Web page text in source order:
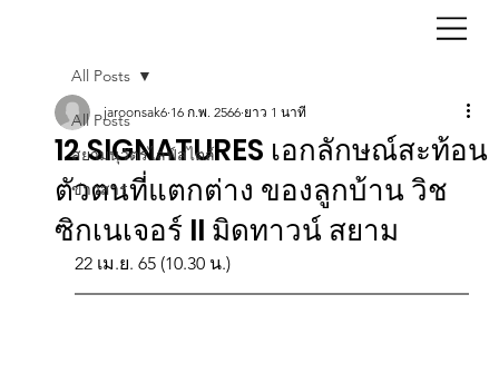
All Posts
สยามนุวัตรไลฟ์สไตล์
ข่าวสาร
All Posts
12 SIGNATURES เอกลักษณ์สะท้อน
ตัวตนที่แตกต่าง ของลูกบ้าน วิช
ซิกเนเจอร์ II มิดทาวน์ สยาม
jaroonsak6 16 ก.พ. 2566 ยาว 1 นาที
22 เม.ย. 65 (10.30 น.)